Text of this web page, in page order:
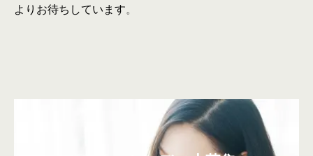
よりお待ちしています。